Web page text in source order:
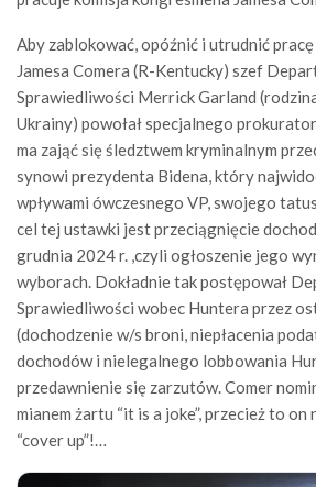
Aby zablokować, opóźnić i utrudnić
Jamesa Comera (R-Kentucky) szef
Sprawiedliwości Merrick Garland
Ukrainy) powołał specjalnego
ma zająć się śledztwem kryminalnym
synowi prezydenta Bidena, który
wpływami ówczesnego VP, swojego
cel tej ustawki jest przeciągnięcie
grudnia 2024 r. ,czyli ogłoszenie jego
wyborach. Dokładnie tak postępował
Sprawiedliwości wobec Huntera przez
(dochodzenie w/s broni, niepłacenia
dochodów i nielegalnego lobbowania
przedawnienie się zarzutów. Comer
mianem żartu “it is a joke”, przecież to on
“cover up”!…